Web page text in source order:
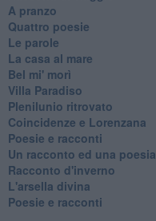
A pranzo
Quattro poesie
Le parole
La casa al mare
Bel mi' morì
Villa Paradiso
Plenilunio ritrovato
Coincidenze e Lorenzana
Poesie e racconti
Un racconto ed una poesia
Racconto d'inverno
​L'arsella divina
Poesie e racconti